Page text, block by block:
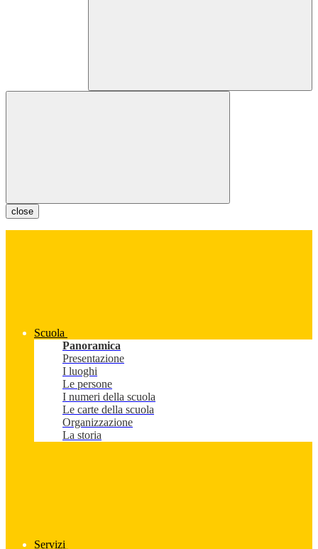
close
Scuola
Panoramica
Presentazione
I luoghi
Le persone
I numeri della scuola
Le carte della scuola
Organizzazione
La storia
Servizi